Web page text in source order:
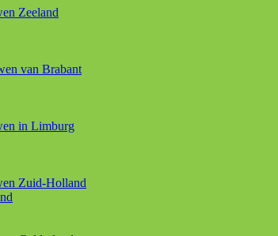
Zeeland
van Brabant
in Limburg
Zuid-Holland